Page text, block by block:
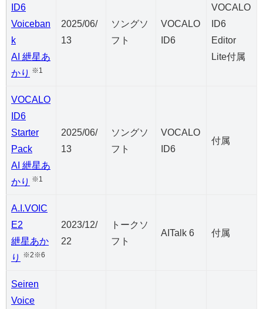
ID6
Voiceban
k
AI 紲星あ
かり
※1
2025/06/
13
ソングソ
フト
VOCALO
ID6
VOCALO
ID6
Editor
Lite付属
VOCALO
ID6
Starter
Pack
AI 紲星あ
かり
※1
2025/06/
13
ソングソ
フト
VOCALO
ID6
付属
A.I.VOIC
E2
紲星あか
り
※2※6
2023/12/
22
トークソ
フト
AITalk 6 付属
Seiren
Voice